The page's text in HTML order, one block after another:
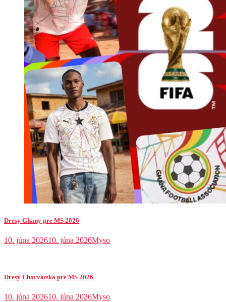
Dresy Ghany pre MS 2026
10. júna 202610. júna 2026Myso
Dresy Chorvátska pre MS 2026
10. júna 202610. júna 2026Myso